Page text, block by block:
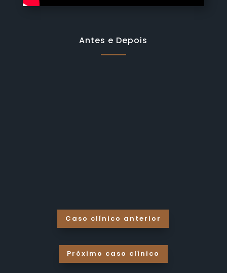
Antes e Depois
Caso clínico anterior
Próximo caso clínico